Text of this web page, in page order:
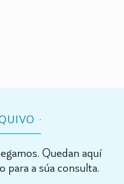
Quedan aquí
para a súa consulta.